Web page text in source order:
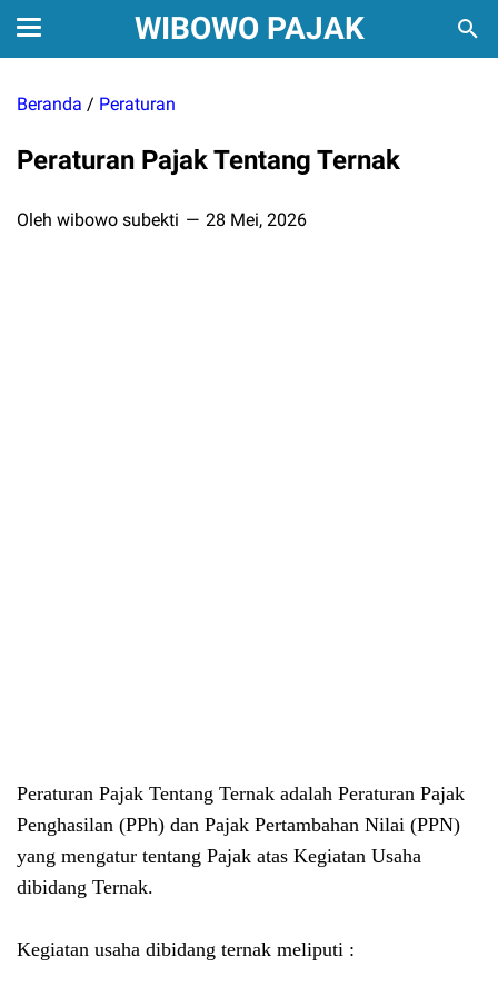
WIBOWO PAJAK
Beranda / Peraturan
Peraturan Pajak Tentang Ternak
Oleh wibowo subekti 28 Mei, 2026
Peraturan Pajak Tentang Ternak adalah Peraturan Pajak
Penghasilan (PPh) dan Pajak Pertambahan Nilai (PPN)
yang mengatur tentang Pajak atas Kegiatan Usaha
dibidang Ternak.
Kegiatan usaha dibidang ternak meliputi :